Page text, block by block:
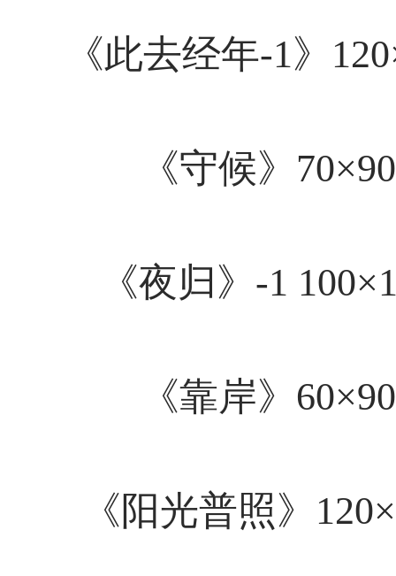
《此去经年-1》
《守候》
《夜归》-1
《靠岸》
《阳光普照》